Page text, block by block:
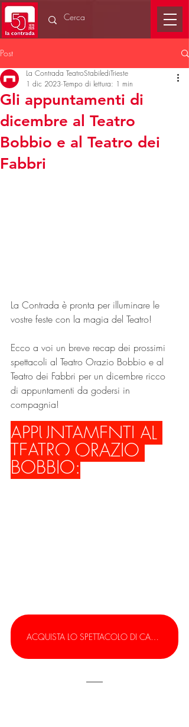
Post
Gli appuntamenti di
dicembre al Teatro
Bobbio e al Teatro dei
Fabbri
La Contrada TeatroStabilediTrieste
1 dic 2023 Tempo di lettura: 1 min
La Contrada è pronta per illuminare le
vostre feste con la magia del Teatro!
Ecco a voi un breve recap dei prossimi
spettacoli al Teatro Orazio Bobbio e al
Teatro dei Fabbri per un dicembre ricco
di appuntamenti da godersi in
compagnia!
APPUNTAMENTI AL
TEATRO ORAZIO
BOBBIO: